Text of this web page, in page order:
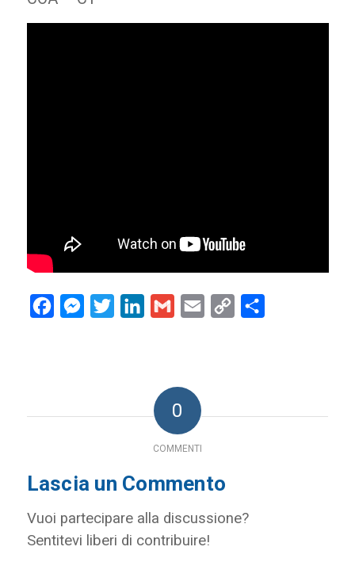
FacebookMessenger
Twitter LinkedInGmail Email
Copy
0
COMMENTI
Lascia un Commento
Vuoi partecipare alla discussione?
Sentitevi liberi di contribuire!